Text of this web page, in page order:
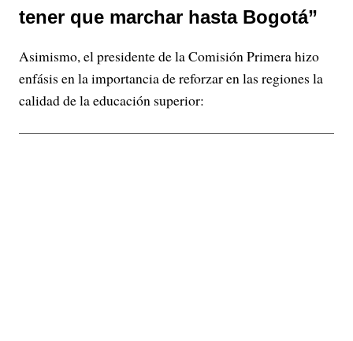
tener que marchar hasta Bogotá”
Asimismo, el presidente de la Comisión Primera hizo
enfásis en la importancia de reforzar en las regiones la
calidad de la educación superior: